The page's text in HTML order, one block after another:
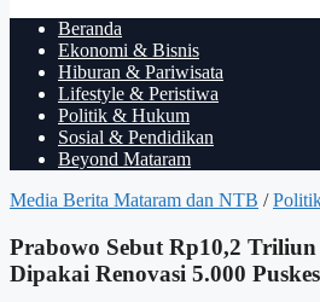
Beranda
Ekonomi & Bisnis
Hiburan & Pariwisata
Lifestyle & Peristiwa
Politik & Hukum
Sosial & Pendidikan
Beyond Mataram
Media Berita Mataram dan NTB /
Prabowo Sebut Rp10,2
Dipakai Renovasi 5.000